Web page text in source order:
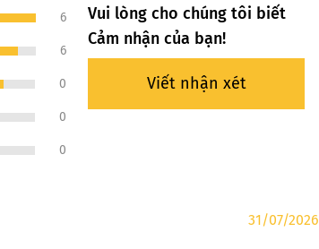
6
6
0
0
0
Vui lòng cho chúng tôi biết
Cảm nhận của bạn!
Viết nhận xét
31/07/2026